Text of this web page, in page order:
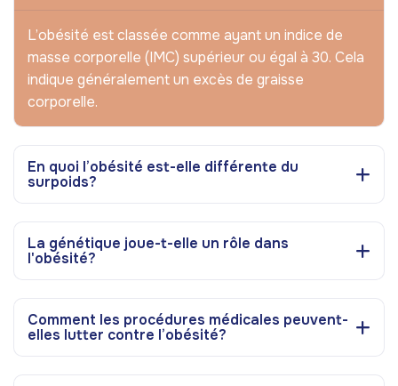
L’obésité est classée comme ayant un indice de
masse corporelle (IMC) supérieur ou égal à 30. Cela
indique généralement un excès de graisse
corporelle.
En quoi l’obésité est-elle différente du
surpoids?
La génétique joue-t-elle un rôle dans
l'obésité?
Comment les procédures médicales peuvent-
elles lutter contre l’obésité?